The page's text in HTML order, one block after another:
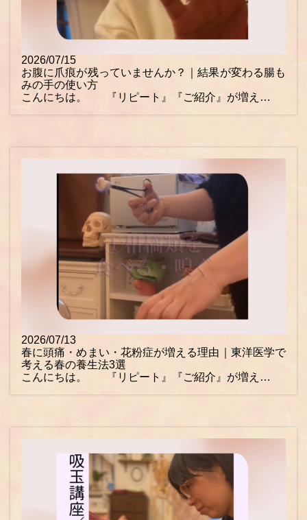
2026/07/15
お腹に爪痕が残っていませんか？｜結果が変わる腸も
みの手の使い方
こんにちは。 『リピート』『ご紹介』が増え…
2026/07/13
春に頭痛・めまい・花粉症が増える理由｜東洋医学で
考える春の養生法3選
こんにちは。 『リピート』『ご紹介』が増え…